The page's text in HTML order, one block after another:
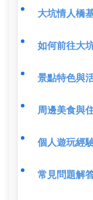
大坑情人橋
如何前往大
景點特色與
周邊美食與
個人遊玩經
常見問題解